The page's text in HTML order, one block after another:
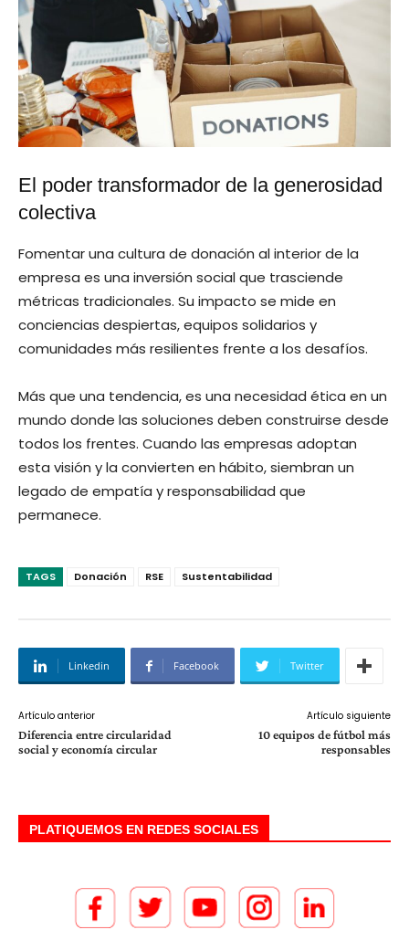
El poder transformador de la generosidad
colectiva
Fomentar una cultura de donación al interior de la
empresa es una inversión social que trasciende
métricas tradicionales. Su impacto se mide en
conciencias despiertas, equipos solidarios y
comunidades más resilientes frente a los desafíos.
Más que una tendencia, es una necesidad ética en un
mundo donde las soluciones deben construirse desde
todos los frentes. Cuando las empresas adoptan
esta visión y la convierten en hábito, siembran un
legado de empatía y responsabilidad que
permanece.
TAGS Donación RSE Sustentabilidad
Linkedin Facebook Twitter
Artículo anterior
Diferencia entre circularidad
social y economía circular
Artículo siguiente
10 equipos de fútbol más
responsables
PLATIQUEMOS EN REDES SOCIALES